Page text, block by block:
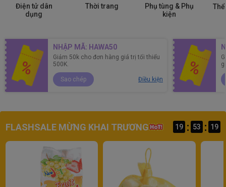
Điện tử dân
dụng
Thời trang
Phụ tùng & Phụ
kiện
NHẬP MÃ: HAWA50
Giảm 50k cho đơn hàng giá trị tối thiểu
500K.
Sao chép Điều kiện
FLASHSALE MỪNG KHAI TRƯƠNG 19 : 53 : 17